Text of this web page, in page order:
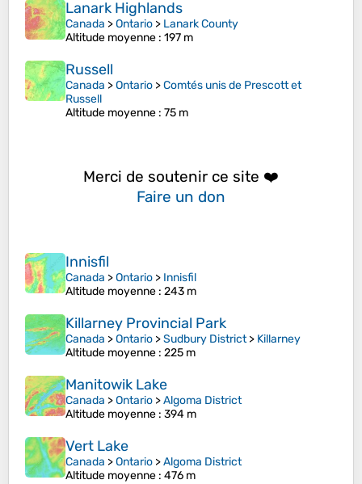
Lanark Highlands
Canada >Ontario > Lanark County
Altitude moyenne : 197 m
Russell
Canada >Ontario >Comtés unis de Prescott et
Russell
Altitude moyenne : 75 m
Merci de soutenir ce site ❤️
Faire un don
Innisfil
Canada >Ontario > Innisfil
Altitude moyenne : 243 m
Killarney Provincial Park
Canada >Ontario >Sudbury District> Killarney
Altitude moyenne : 225 m
Manitowik Lake
Canada >Ontario >Algoma District
Altitude moyenne : 394 m
Vert Lake
Canada >Ontario >Algoma District
Altitude moyenne : 476 m